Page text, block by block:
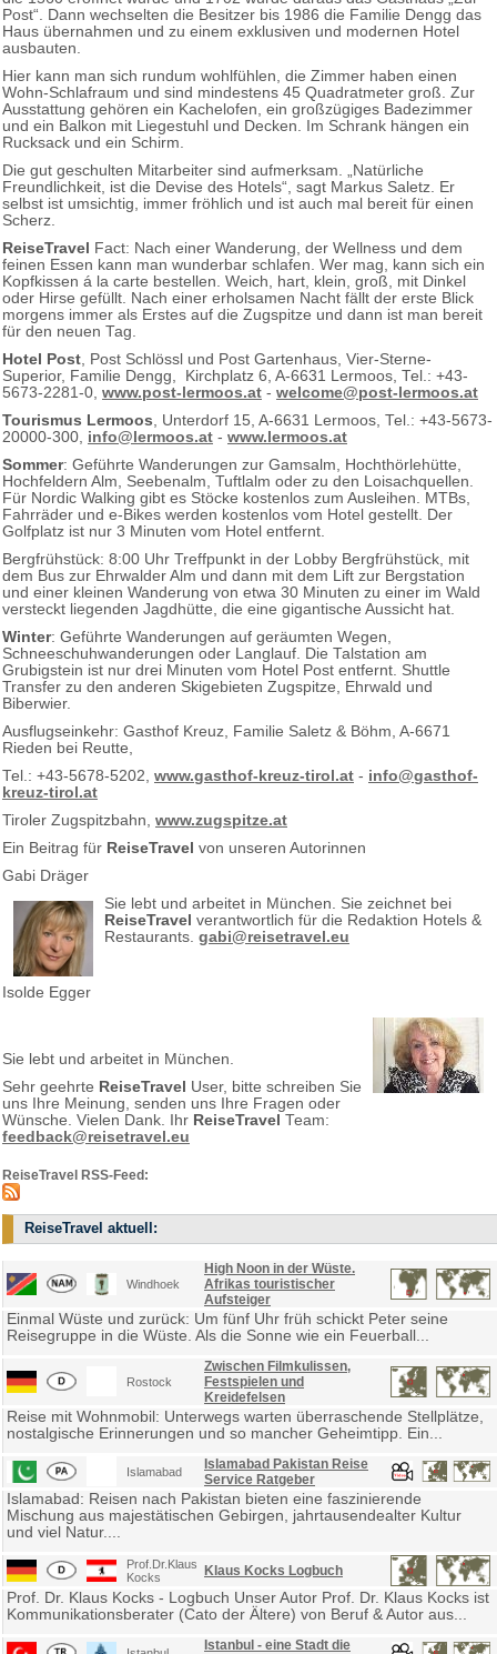
Post“. Dann wechselten die Besitzer bis 1986 die Familie Dengg das
Haus übernahmen und zu einem exklusiven und modernen Hotel
ausbauten.
Hier kann man sich rundum wohlfühlen, die Zimmer haben einen
Wohn-Schlafraum und sind mindestens 45 Quadratmeter groß. Zur
Ausstattung gehören ein Kachelofen, ein großzügiges Badezimmer
und ein Balkon mit Liegestuhl und Decken. Im Schrank hängen ein
Rucksack und ein Schirm.
Die gut geschulten Mitarbeiter sind aufmerksam. „Natürliche
Freundlichkeit, ist die Devise des Hotels“, sagt Markus Saletz. Er
selbst ist umsichtig, immer fröhlich und ist auch mal bereit für einen
Scherz.
ReiseTravel Fact: Nach einer Wanderung, der Wellness und dem
feinen Essen kann man wunderbar schlafen. Wer mag, kann sich ein
Kopfkissen á la carte bestellen. Weich, hart, klein, groß, mit Dinkel
oder Hirse gefüllt. Nach einer erholsamen Nacht fällt der erste Blick
morgens immer als Erstes auf die Zugspitze und dann ist man bereit
für den neuen Tag.
Hotel Post , Post Schlössl und Post Gartenhaus, Vier-Sterne-
Superior, Familie Dengg, Kirchplatz 6, A-6631 Lermoos, Tel.: +43-
5673-2281-0, www.post-lermoos.at - welcome@post-lermoos.at
Tourismus Lermoos , Unterdorf 15, A-6631 Lermoos, Tel.: +43-5673-
20000-300, info@lermoos.at - www.lermoos.at
Sommer: Geführte Wanderungen zur Gamsalm, Hochthörlehütte,
Hochfeldern Alm, Seebenalm, Tuftlalm oder zu den Loisachquellen.
Für Nordic Walking gibt es Stöcke kostenlos zum Ausleihen. MTBs,
Fahrräder und e-Bikes werden kostenlos vom Hotel gestellt. Der
Golfplatz ist nur 3 Minuten vom Hotel entfernt.
Bergfrühstück: 8:00 Uhr Treffpunkt in der Lobby Bergfrühstück, mit
dem Bus zur Ehrwalder Alm und dann mit dem Lift zur Bergstation
und einer kleinen Wanderung von etwa 30 Minuten zu einer im Wald
versteckt liegenden Jagdhütte, die eine gigantische Aussicht hat.
Winter: Geführte Wanderungen auf geräumten Wegen,
Schneeschuhwanderungen oder Langlauf. Die Talstation am
Grubigstein ist nur drei Minuten vom Hotel Post entfernt. Shuttle
Transfer zu den anderen Skigebieten Zugspitze, Ehrwald und
Biberwier.
Ausflugseinkehr: Gasthof Kreuz, Familie Saletz & Böhm, A-6671
Rieden bei Reutte,
Tel.: +43-5678-5202, www.gasthof-kreuz-tirol.at - info@gasthof-
kreuz-tirol.at
Tiroler Zugspitzbahn, www.zugspitze.at
Ein Beitrag für ReiseTravel von unseren Autorinnen
Gabi Dräger
Sie lebt und arbeitet in München. Sie zeichnet bei
ReiseTravel verantwortlich für die Redaktion Hotels &
Restaurants. gabi@reisetravel.eu
Isolde Egger
Sie lebt und arbeitet in München.
Sehr geehrte ReiseTravel User, bitte schreiben Sie
uns Ihre Meinung, senden uns Ihre Fragen oder
Wünsche. Vielen Dank. Ihr ReiseTravel Team:
feedback@reisetravel.eu
ReiseTravel RSS-Feed:
ReiseTravel aktuell:
Windhoek
High Noon in der Wüste.
Afrikas touristischer
Aufsteiger
Einmal Wüste und zurück: Um fünf Uhr früh schickt Peter seine
Reisegruppe in die Wüste. Als die Sonne wie ein Feuerball...
Rostock
Zwischen Filmkulissen,
Festspielen und
Kreidefelsen
Reise mit Wohnmobil: Unterwegs warten überraschende Stellplätze,
nostalgische Erinnerungen und so mancher Geheimtipp. Ein...
Islamabad
Islamabad Pakistan Reise
Service Ratgeber
Islamabad: Reisen nach Pakistan bieten eine faszinierende
Mischung aus majestätischen Gebirgen, jahrtausendealter Kultur
und viel Natur....
Prof.Dr.Klaus
Kocks
Klaus Kocks Logbuch
Prof. Dr. Klaus Kocks - Logbuch Unser Autor Prof. Dr. Klaus Kocks ist
Kommunikationsberater (Cato der Ältere) von Beruf & Autor aus...
Istanbul - eine Stadt die